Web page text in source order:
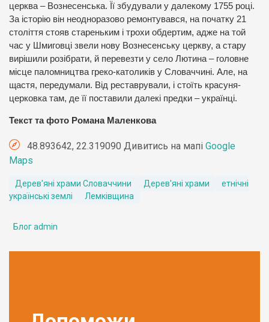
церква – Вознесенська. Її збудували у далекому 1755 році.
За історію він неодноразово ремонтувався, на початку 21
століття стояв стареньким і трохи обдертим, адже на той
час у Шмиговці звели нову Вознесенську церкву, а стару
вирішили розібрати, й перевезти у село Лютина – головне
місце паломництва греко-католиків у Словаччині. Але, на
щастя, передумали. Від реставрували, і стоїть красуня-
церковка там, де її поставили далекі предки – українці.
Текст та фото Романа Маленкова
48.893642, 22.319090 Дивитись на мапі Google
Maps
Дерев'яні храми Словаччини Дерев'яні храми
етнічні
українські землі
Лемківщина
Блог admin